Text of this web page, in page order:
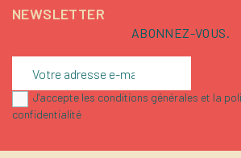
NEWSLETTER
ABONNEZ-VOUS.
J'accepte les conditions générales et la
confidentialité